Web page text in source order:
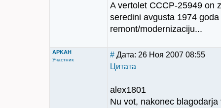
A vertolet СССР-25949 on
seredini avgusta 1974
remont/modernizaciju...
APKAH
Участник
# Дата: 26 Ноя 2007 08:55
Цитата
alex1801
Nu vot, nakonec